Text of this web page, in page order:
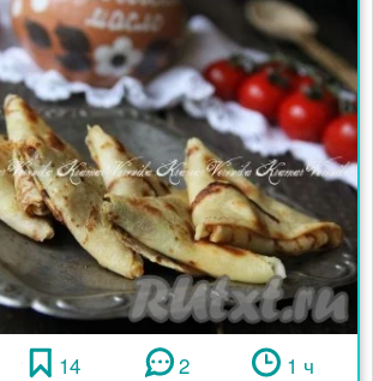
14 2 1 ч